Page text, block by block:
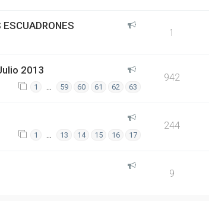
1
2013
1 … 59 60 61 62 63
942
1 … 13 14 15 16 17
244
9